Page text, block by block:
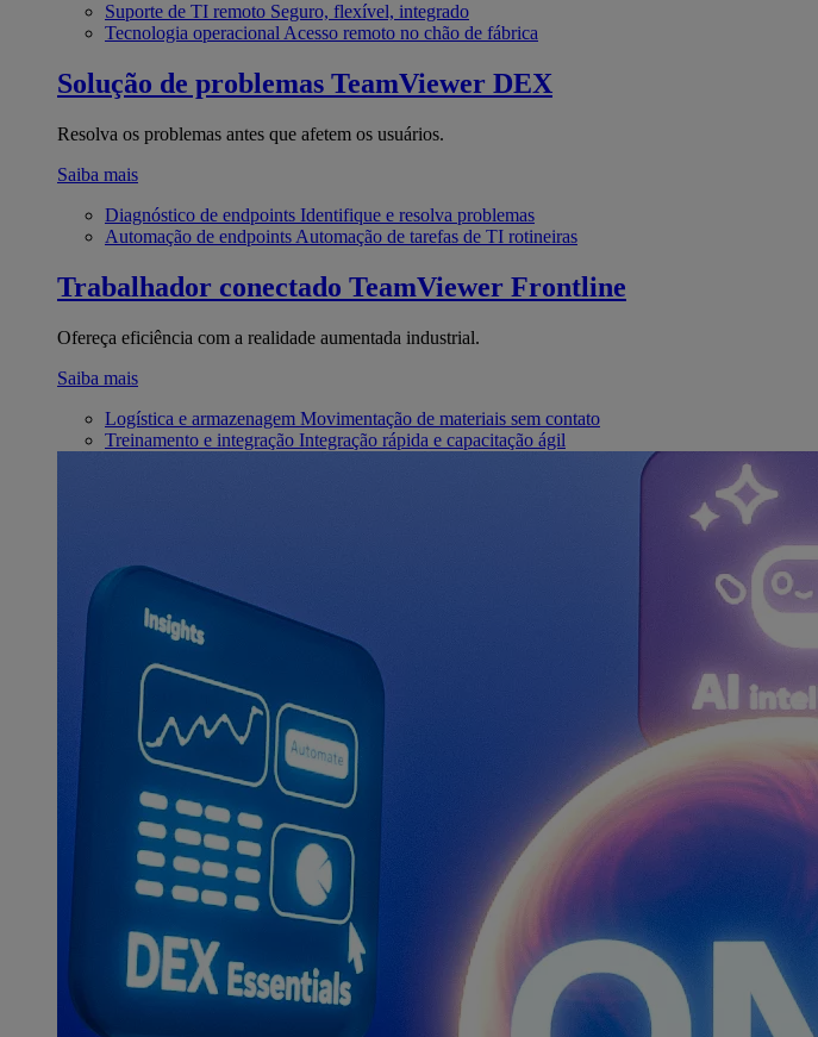
Suporte de TI remoto Seguro, flexível, integrado
Tecnologia operacional Acesso remoto no chão de fábrica
Solução de problemas TeamViewer DEX
Resolva os problemas antes que afetem os usuários.
Saiba mais
Diagnóstico de endpoints Identifique e resolva problemas
Automação de endpoints Automação de tarefas de TI rotineiras
Trabalhador conectado TeamViewer Frontline
Ofereça eficiência com a realidade aumentada industrial.
Saiba mais
Logística e armazenagem Movimentação de materiais sem contato
Treinamento e integração Integração rápida e capacitação ágil